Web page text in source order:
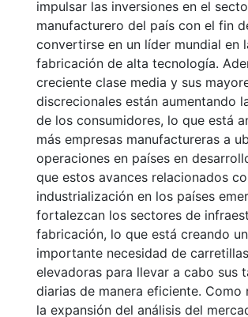
impulsar las inversiones en el
manufacturero del país con el fin
convertirse en un líder mundial en
fabricación de alta tecnología.
creciente clase media y sus
discrecionales están aumentando
de los consumidores, lo que está
más empresas manufactureras a
operaciones en países en
que estos avances relacionados
industrialización en los países
fortalezcan los sectores de
fabricación, lo que está creando
importante necesidad de carretillas
elevadoras para llevar a cabo sus
diarias de manera eficiente. Como
la expansión del análisis del